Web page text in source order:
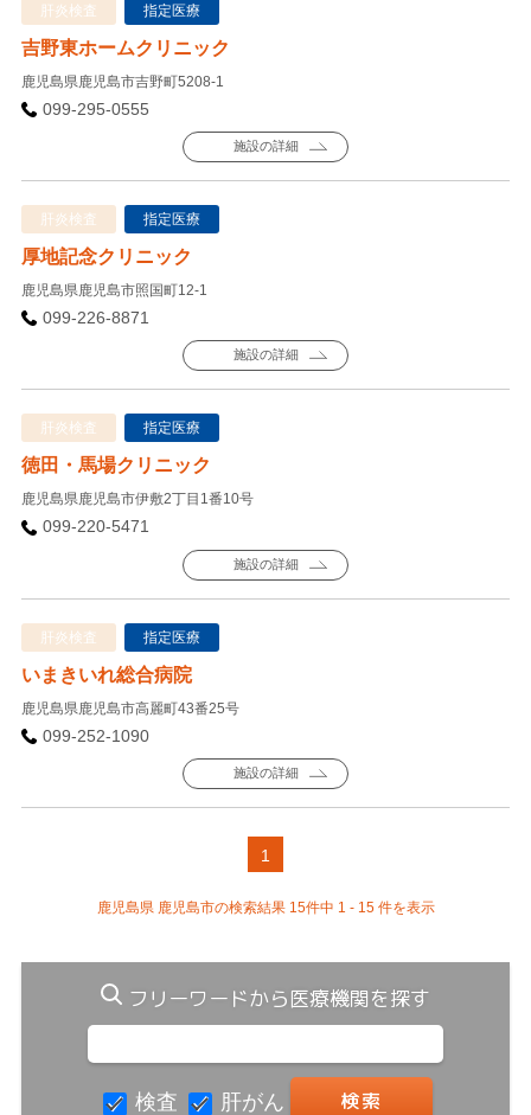
肝炎検査 指定医療
吉野東ホームクリニック
鹿児島県鹿児島市吉野町5208-1
099-295-0555
施設の詳細
肝炎検査 指定医療
厚地記念クリニック
鹿児島県鹿児島市照国町12-1
099-226-8871
施設の詳細
肝炎検査 指定医療
徳田・馬場クリニック
鹿児島県鹿児島市伊敷2丁目1番10号
099-220-5471
施設の詳細
肝炎検査 指定医療
いまきいれ総合病院
鹿児島県鹿児島市高麗町43番25号
099-252-1090
施設の詳細
1
鹿児島県 鹿児島市の検索結果 15件中 1 - 15 件を表示
フリーワードから医療機関を探す
検査 肝がん